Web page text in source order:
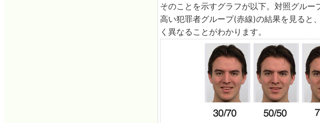
そのことを示すグラフが以下。対照グル
高い犯罪者グループ(赤線)の結果を見ると
く異なることがわかります。